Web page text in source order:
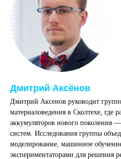
Дмитрий Аксёнов
Дмитрий Аксенов руководит
материаловедения в Сколтехе, где
аккумуляторов нового поколения
систем. Исследования группы
моделирование, машинное
экспериментаторами для решения